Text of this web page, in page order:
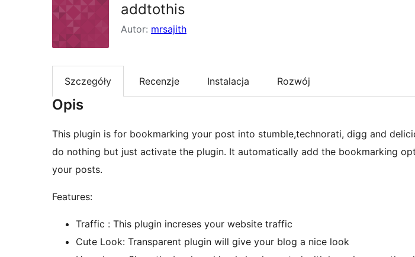
addtothis
Autor: mrsajith
Szczegóły Recenzje Instalacja Rozwój
Opis
This plugin is for bookmarking your post into stumble,technorati, digg and
do nothing but just activate the plugin. It automatically add the bookmarking
your posts.
Features:
Traffic : This plugin increses your website traffic
Cute Look: Transparent plugin will give your blog a nice look